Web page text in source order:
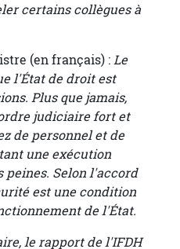
certains collègues à
(en français) :Le
l'État de droit est
Plus que jamais,
judiciaire fort et
de personnel et de
une exécution
Selon l'accord
est une condition
de l'État.
le rapport de l'IFDH